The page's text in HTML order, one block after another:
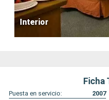
Interior
Ficha
Puesta en servicio: 2007